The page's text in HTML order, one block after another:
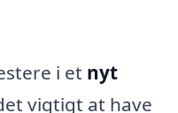
i et nyt
vigtigt at have